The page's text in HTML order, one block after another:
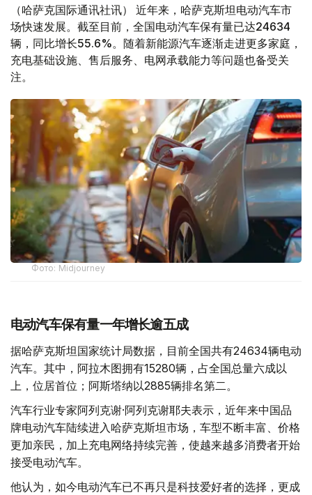
（哈萨克国际通讯社讯） 近年来，哈萨克斯坦电动汽车市
场快速发展。截至目前，全国电动汽车保有量已达24634
辆，同比增长55.6%。随着新能源汽车逐渐走进更多家庭，
充电基础设施、售后服务、电网承载能力等问题也备受关
注。
Фото: Midjourney
电动汽车保有量一年增长逾五成
据哈萨克斯坦国家统计局数据，目前全国共有24634辆电动
汽车。其中，阿拉木图拥有15280辆，占全国总量六成以
上，位居首位；阿斯塔纳以2885辆排名第二。
汽车行业专家阿列克谢·阿列克谢耶夫表示，近年来中国品
牌电动汽车陆续进入哈萨克斯坦市场，车型不断丰富、价格
更加亲民，加上充电网络持续完善，使越来越多消费者开始
接受电动汽车。
他认为，如今电动汽车已不再只是科技爱好者的选择，更成